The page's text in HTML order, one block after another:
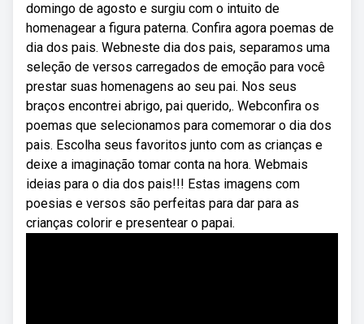
domingo de agosto e surgiu com o intuito de
homenagear a figura paterna. Confira agora poemas de
dia dos pais. Webneste dia dos pais, separamos uma
seleção de versos carregados de emoção para você
prestar suas homenagens ao seu pai. Nos seus
braços encontrei abrigo, pai querido,. Webconfira os
poemas que selecionamos para comemorar o dia dos
pais. Escolha seus favoritos junto com as crianças e
deixe a imaginação tomar conta na hora. Webmais
ideias para o dia dos pais!!! Estas imagens com
poesias e versos são perfeitas para dar para as
crianças colorir e presentear o papai.